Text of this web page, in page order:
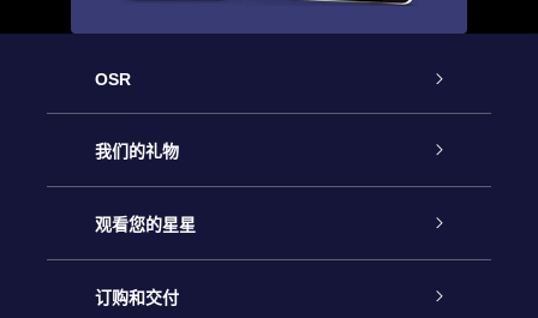
OSR
客户服务
联系我们
博客
我们的礼物
Online Star礼物
OSR 礼物包
观看您的星星
Online Star Register
订购和交付